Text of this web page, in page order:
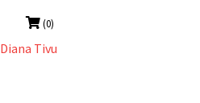
content
(0)